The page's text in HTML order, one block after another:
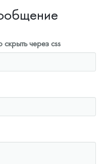
через css